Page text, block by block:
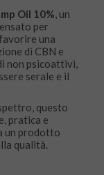
Oil 10%, un
per
una
di CBN e
non psicoattivi,
serale e il
questo
pratica e
un prodotto
qualità.